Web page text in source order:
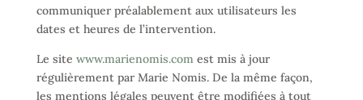
communiquer préalablement aux utilisateurs les
dates et heures de l’intervention.
Le site www.marienomis.comest mis à jour
régulièrement par Marie Nomis. De la même façon,
les mentions légales peuvent être modifiées à tout